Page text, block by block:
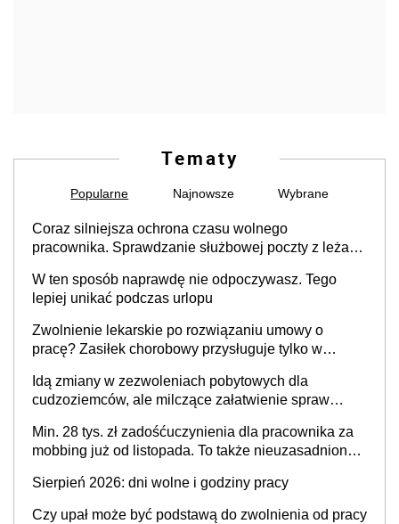
Tematy
Popularne Najnowsze Wybrane
Coraz silniejsza ochrona czasu wolnego
pracownika. Sprawdzanie służbowej poczty z leżaka
zaangażowania i odpowiedzialności pracownika
W ten sposób naprawdę nie odpoczywasz. Tego
lepiej unikać podczas urlopu
Zwolnienie lekarskie po rozwiązaniu umowy o
pracę? Zasiłek chorobowy przysługuje tylko w
stosunku pracy
Idą zmiany w zezwoleniach pobytowych dla
cudzoziemców, ale milczące załatwienie spraw
Min. 28 tys. zł zadośćuczynienia dla pracownika za
mobbing już od listopada. To także nieuzasadniona
Sierpień 2026: dni wolne i godziny pracy
Czy upał może być podstawą do zwolnienia od pracy